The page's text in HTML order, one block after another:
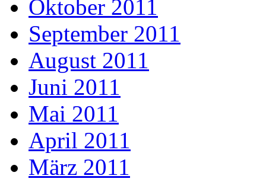
Oktober 2011
September 2011
August 2011
Juni 2011
Mai 2011
April 2011
März 2011